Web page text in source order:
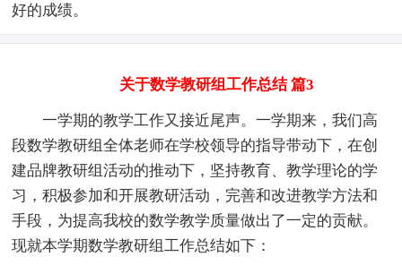
好的成绩。
关于数学教研组工作总结 篇3
一学期的教学工作又接近尾声。一学期来，我们高
段数学教研组全体老师在学校领导的指导带动下，在创
建品牌教研组活动的推动下，坚持教育、教学理论的学
习，积极参加和开展教研活动，完善和改进教学方法和
手段，为提高我校的数学教学质量做出了一定的贡献。
现就本学期数学教研组工作总结如下：